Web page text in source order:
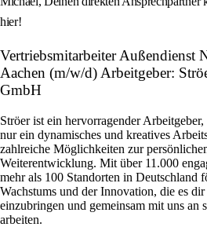
hier!
Vertriebsmitarbeiter Außendienst
Aachen (m/w/d) Arbeitgeber:
GmbH
Ströer ist ein hervorragender
nur ein dynamisches und kreatives
zahlreiche Möglichkeiten zur
Weiterentwicklung. Mit über 11.000
mehr als 100 Standorten in Deutschland
Wachstums und der Innovation, die es
einzubringen und gemeinsam mit uns an
arbeiten.